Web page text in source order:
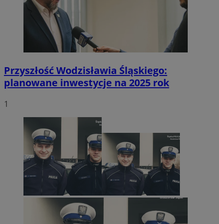
Przyszłość Wodzisławia Śląskiego:
planowane inwestycje na 2025 rok
1